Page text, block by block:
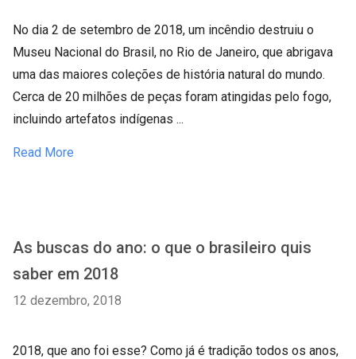
No dia 2 de setembro de 2018, um incêndio destruiu o
Museu Nacional do Brasil, no Rio de Janeiro, que abrigava
uma das maiores coleções de história natural do mundo.
Cerca de 20 milhões de peças foram atingidas pelo fogo,
incluindo artefatos indígenas ...
Read More
As buscas do ano: o que o brasileiro quis
saber em 2018
12 dezembro, 2018
2018, que ano foi esse? Como já é tradição todos os anos,